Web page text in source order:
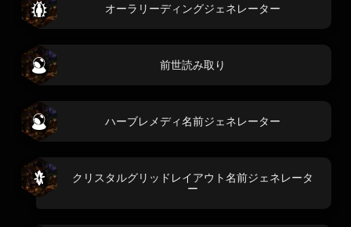
オーラリーディングジェネレーター
前世読み取り
ハーブレメディ名前ジェネレーター
クリスタルグリッドレイアウト名前ジェネレータ
ー